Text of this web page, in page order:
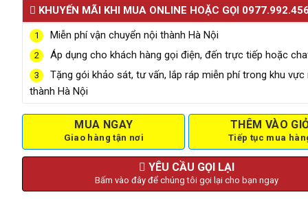
KHUYẾN MÃI KHI MUA ONLINE HOẶC GỌI
1 Miễn phí vận chuyển nội thành Hà Nội
2 Áp dụng cho khách hàng gọi điện, đến trực tiếp hoặc
3
Tặng gói khảo sát, tư vấn, lắp ráp miễn phí trong khu vực
thành Hà Nội
MUA NGAY
Giao hàng tận nơi
THÊM VÀO
Tiếp tục mua
YÊU CẦU GỌI LẠI
Bấm vào đây để chúng tôi gọi lại cho bạn ngay